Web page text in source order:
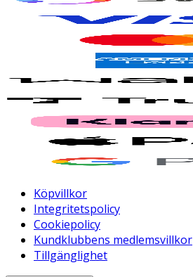
Köpvillkor
Integritetspolicy
Cookiepolicy
Kundklubbens medlemsvillkor
Tillgänglighet